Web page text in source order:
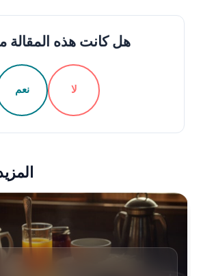
هل كانت هذه المقالة
نعم لا